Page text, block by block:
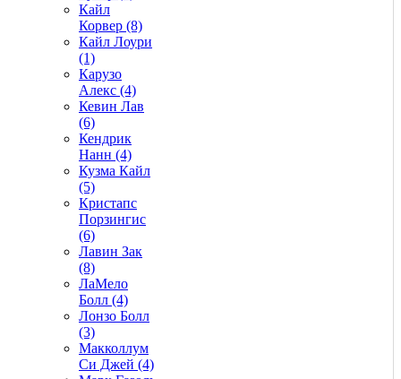
Кайл
Корвер (8)
Кайл Лоури
(1)
Карузо
Алекс (4)
Кевин Лав
(6)
Кендрик
Нанн (4)
Кузма Кайл
(5)
Кристапс
Порзингис
(6)
Лавин Зак
(8)
ЛаМело
Болл (4)
Лонзо Болл
(3)
Макколлум
Си Джей (4)